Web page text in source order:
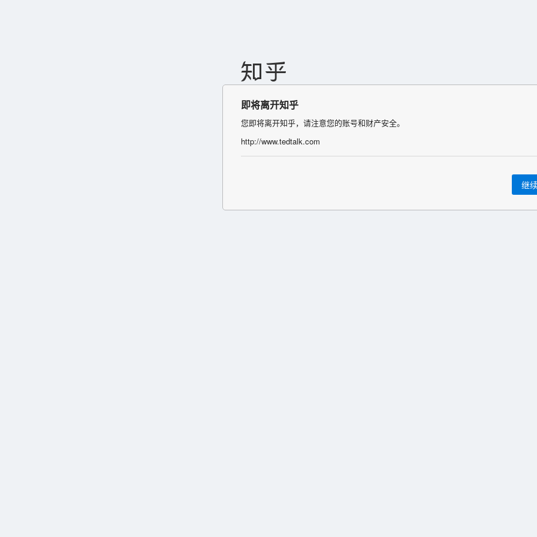
即将离开知乎
您即将离开知乎，请注意您的账号和财产安全。
http://www.tedtalk.com
继